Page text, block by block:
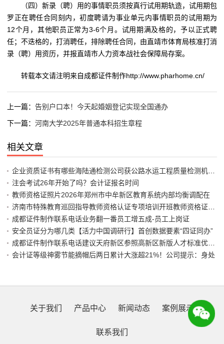
（四）新录（聘）用的事情职员须按真行试用期轨造，试用期包
罗正在聘任合同刻内，初度聘请为事业单元内事情职员的试用期为
12个月，其他职员正常为3-6个月。试用期满及格的，予以正式聘
任；不迭格的，打消聘任，排除聘任合同，由直靖市体育局核准打消
录（聘）用资历，并报直靖市人力资本战社会保障局存案。
转载本文请注明来自成都证件制作http://www.pharhome.cn/
上一篇： 告别户口本！今天起婚姻登记实现全国通办
下一篇： 河南大学2025年普通本科招生章程
相关文章
注会考试26年开始了吗？会计证报名时间
教师资格证照片2026年郑州市中牟新区教育系统内部均衡调配在
成都证件制作联系电话业务翻一番员工增五成-员工上岗证
安全员证分为哪几类【活力中国调研行】首创数据要素“四证同办”
会计证等级神雾节能摘帽后两日累计大涨超21%！公司提示：身处
关于我们 产品中心 新闻动态 案例展示
联系我们